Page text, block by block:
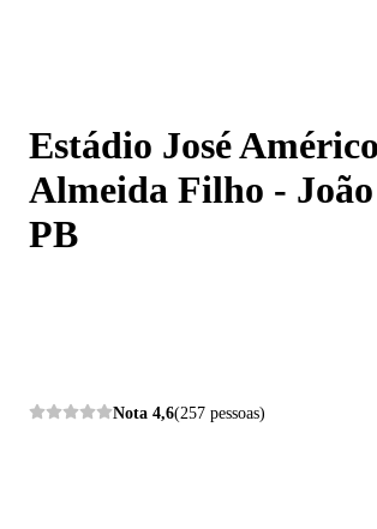
Estádio José
Almeida Filho - João
PB
Nota 4,6(257 pessoas)